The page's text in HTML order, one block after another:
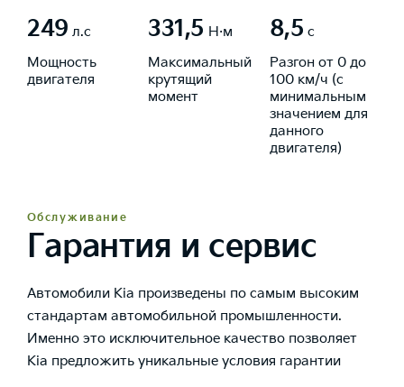
249 л.с
Мощность
двигателя
331,5 Н·м
Максимальный
крутящий
момент
8,5 с
Разгон от 0 до
100 км/ч (с
минимальным
значением для
данного
двигателя)
Обслуживание
Гарантия и сервис
Автомобили Kia произведены по самым высоким
стандартам автомобильной промышленности.
Именно это исключительное качество позволяет
Kia предложить уникальные условия гарантии